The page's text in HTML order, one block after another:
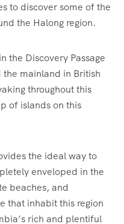
to discover some of the
the Halong region.
the Discovery Passage
mainland in British
throughout this
of islands on this
the ideal way to
enveloped in the
beaches, and
that inhabit this region
rich and plentiful